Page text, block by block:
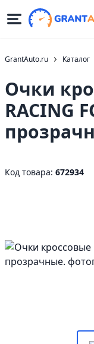
GrantAuto.ru Каталог
Очки
RACING
Код товара: 672934